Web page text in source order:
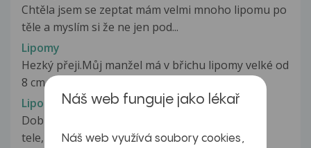
Chtěla jsem se zeptat mám velmi mnoho lipomu po
těle a myslím si že ne jen pod...
Lipomy
Hezký přeji.Můj manžel má v břichu lipomy velké od
8 cm do 14 cm.Jsou velké...
Lipomy
Dobry den.Jiz mnoho let mam tzv.lipomy po
tele,nejvice na stehnech,ale s temi...
Náš web funguje jako lékař
Náš web využívá soubory cookies,